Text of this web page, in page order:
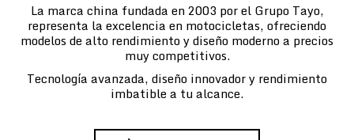
La marca china fundada en 2003 por el Grupo Tayo,
representa la excelencia en motocicletas, ofreciendo
modelos de alto rendimiento y diseño moderno a precios
muy competitivos.
Tecnología avanzada, diseño innovador y rendimiento
imbatible a tu alcance.